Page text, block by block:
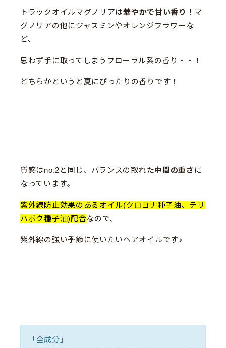
トラックオイルマグノリアは華やかで甘い香り ！マ
グノリアの他にジャスミンやオレンジフラワーな
ど、
思わず手に取ってしまうフローラル系の香り・・！
どちらかというと夏にぴったりの香りです！
質感はno.2と同じ、バランスの取れた中間の重さ に
なっています。
紫外線防止効果のあるオイル(クロヨナ種子油、テリ
ハボク種子油)配合なので、
紫外線の強い季節に使いたいヘアオイルです♪
「全成分」